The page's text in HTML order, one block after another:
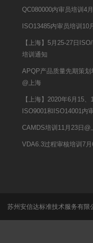
QC080000内审员培训4
ISO13485内审员培训10
【上海】5月25-27日
培训通知
APQP产品质量先期策划
@上海
【上海】2020年6月15、
ISO9001和ISO14001内
CAMDS培训11月23日@
VDA6.3过程审核培训7
苏州安信达标准技术服务有